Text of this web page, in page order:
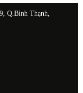
Q.Bình Thạnh,